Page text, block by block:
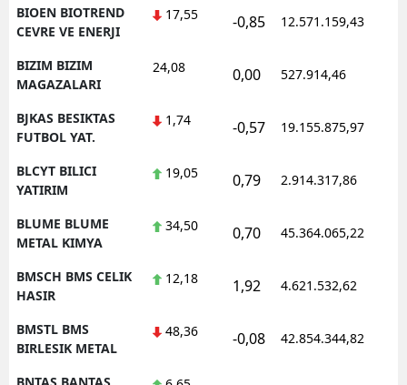
BIOEN BIOTREND
CEVRE VE ENERJI
17,55 -0,85 12.571.159,43
BIZIM BIZIM
MAGAZALARI
24,08 0,00 527.914,46
BJKAS BESIKTAS
FUTBOL YAT.
1,74 -0,57 19.155.875,97
BLCYT BILICI
YATIRIM
19,05 0,79 2.914.317,86
BLUME BLUME
METAL KIMYA
34,50 0,70 45.364.065,22
BMSCH BMS CELIK
HASIR
12,18 1,92 4.621.532,62
BMSTL BMS
BIRLESIK METAL
48,36 -0,08 42.854.344,82